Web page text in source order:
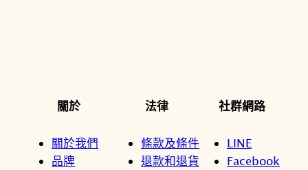
關於
關於我們
品牌
法律
條款及條件
退款和退貨
社群網路
LINE
Facebook